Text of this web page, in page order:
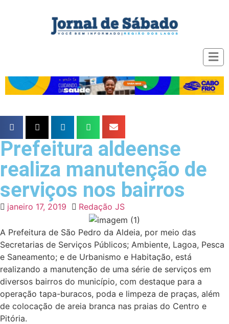
Prefeitura aldeense
realiza manutenção de
serviços nos bairros
janeiro 17, 2019 Redação JS
A Prefeitura de São Pedro da Aldeia, por meio das
Secretarias de Serviços Públicos; Ambiente, Lagoa, Pesca
e Saneamento; e de Urbanismo e Habitação, está
realizando a manutenção de uma série de serviços em
diversos bairros do município, com destaque para a
operação tapa-buracos, poda e limpeza de praças, além
de colocação de areia branca nas praias do Centro e
Pitória.